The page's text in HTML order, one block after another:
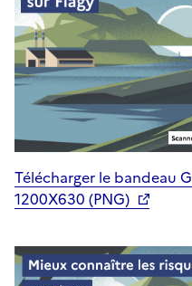
Télécharger le bandeau
1200X630 (PNG)